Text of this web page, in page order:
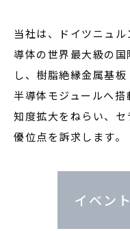
当社は、ドイツニュ
導体の世界最大級の
し、樹脂絶縁金属基
半導体モジュールへ
知度拡大をねらい、
優位点を訴求します。
イベン